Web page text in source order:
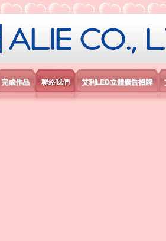
電子有限公司
完成作品 聯絡我們 艾利LED立體廣告招牌